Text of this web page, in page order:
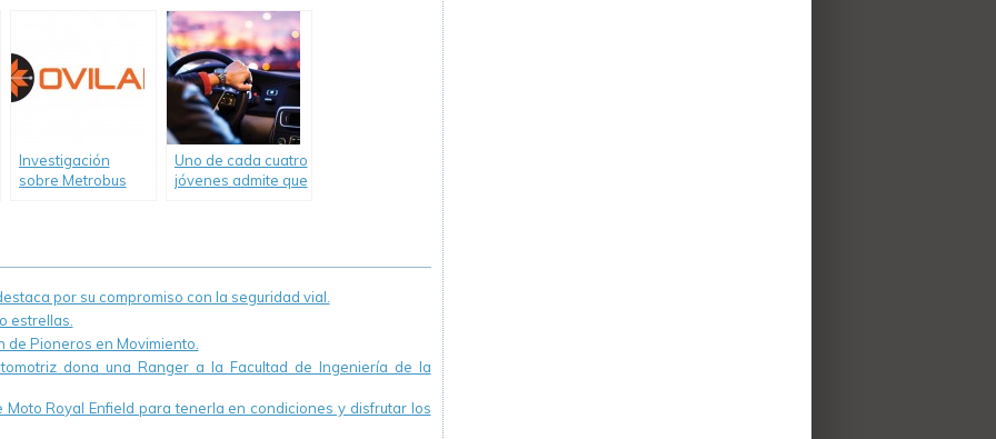
área Metropolitana
mundo”
Investigación
sobre Metrobus
Uno de cada cuatro
jóvenes admite que
por su compromiso con la seguridad vial.
estrellas.
Pioneros en Movimiento.
dona una Ranger a la Facultad de Ingeniería de la
Royal Enfield para tenerla en condiciones y disfrutar los